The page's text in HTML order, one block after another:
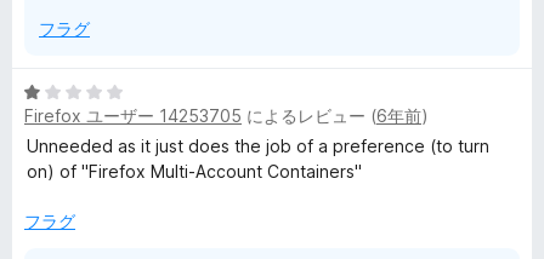
フラグ
5
段
階
中
の
Firefox ユーザー 14253705 によるレビュー (6年前)
Unneeded as it just does the job of a preference (to turn
on) of "Firefox Multi-Account Containers"
フラグ